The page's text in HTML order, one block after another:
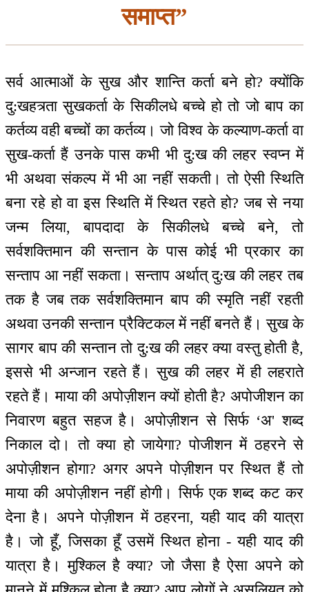
समाप्त”
सर्व आत्माओं के सुख और शान्ति कर्ता बने हो? क्योंकि
दु:खहत्र्ता सुखकर्ता के सिकीलधे बच्चे हो तो जो बाप का
कर्तव्य वही बच्चों का कर्तव्य। जो विश्व के कल्याण-कर्ता वा
सुख-कर्ता हैं उनके पास कभी भी दु:ख की लहर स्वप्न में
भी अथवा संकल्प में भी आ नहीं सकती। तो ऐसी स्थिति
बना रहे हो वा इस स्थिति में स्थित रहते हो? जब से नया
जन्म लिया, बापदादा के सिकीलधे बच्चे बने, तो
सर्वशक्तिमान की सन्तान के पास कोई भी प्रकार का
सन्ताप आ नहीं सकता। सन्ताप अर्थात् दु:ख की लहर तब
तक है जब तक सर्वशक्तिमान बाप की स्मृति नहीं रहती
अथवा उनकी सन्तान प्रैक्टिकल में नहीं बनते हैं। सुख के
सागर बाप की सन्तान तो दु:ख की लहर क्या वस्तु होती है,
इससे भी अन्जान रहते हैं। सुख की लहर में ही लहराते
रहते हैं। माया की अपोज़ीशन क्यों होती है? अपोजीशन का
निवारण बहुत सहज है। अपोज़ीशन से सिर्फ ‘अ' शब्द
निकाल दो। तो क्या हो जायेगा? पोजीशन में ठहरने से
अपोज़ीशन होगा? अगर अपने पोज़ीशन पर स्थित हैं तो
माया की अपोज़ीशन नहीं होगी। सिर्फ एक शब्द कट कर
देना है। अपने पोज़ीशन में ठहरना, यही याद की यात्रा
है। जो हूँ, जिसका हूँ उसमें स्थित होना - यही याद की
यात्रा है। मुश्किल है क्या? जो जैसा है ऐसा अपने को